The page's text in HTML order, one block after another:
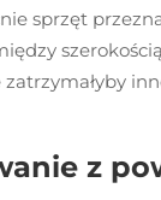
sprzęt
z